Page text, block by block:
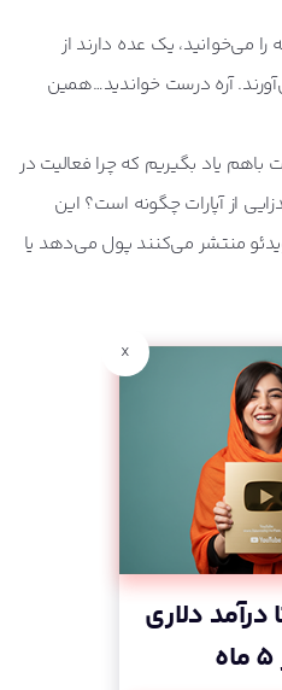
می‌خوانید، یک عده دارند از
آره درست خواندید…همین
باهم یاد بگیریم که چرا فعالیت در
از آپارات چگونه است؟ این
منتشر می‌کنند پول می‌دهد یا
x
تا درآمد دلاری